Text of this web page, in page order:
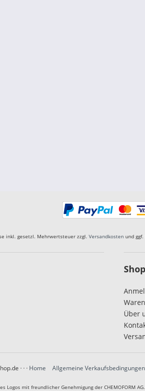
inkl. gesetzl. Mehrwertsteuer zzgl. Versandkosten und
Über
· · · Home Allgemeine Verkaufsbedingungen
Logos mit freundlicher Genehmigung der CHEMOFORM